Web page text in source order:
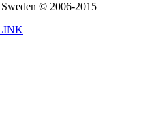
© 2006-2015